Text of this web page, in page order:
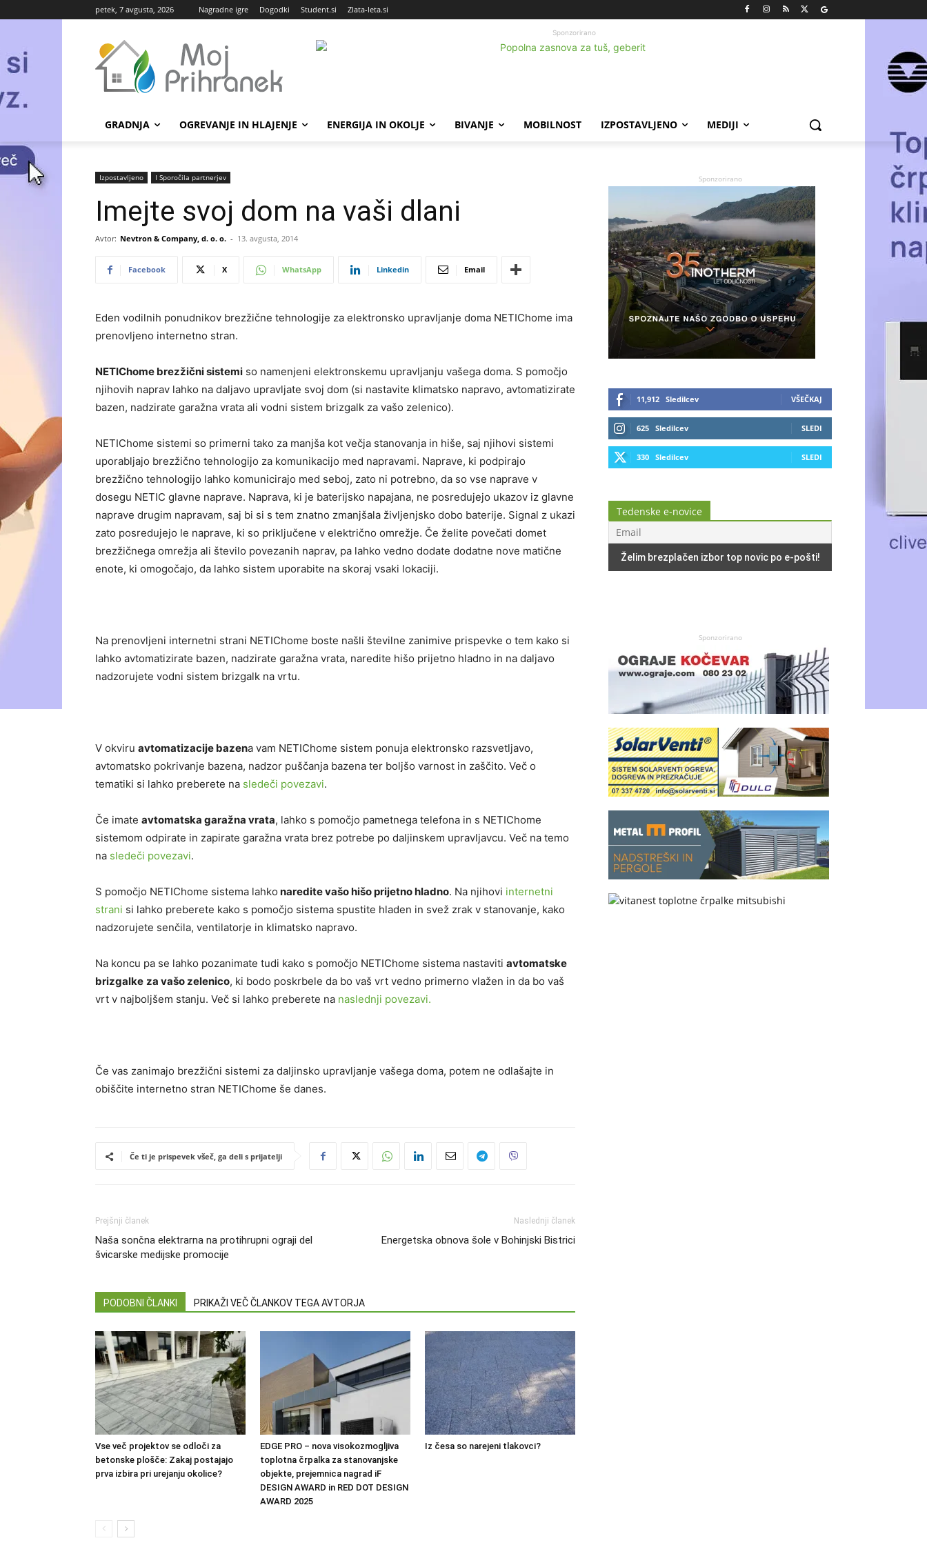
petek, 7 avgusta, 2026 Nagradne igre Dogodki Student.si Zlata-leta.si
Sponzorirano
GRADNJA OGREVANJE IN HLAJENJE ENERGIJA IN OKOLJE BIVANJE MOBILNOST IZPOSTAVLJENO MEDIJI
Izpostavljeno Ι Sporočila partnerjev
Imejte svoj dom na vaši dlani
Avtor: Nevtron & Company, d. o. o. - 13. avgusta, 2014
Facebook X WhatsApp Linkedin Email
Eden vodilnih ponudnikov brezžične tehnologije za elektronsko upravljanje doma NETIChome ima
prenovljeno internetno stran.
NETIChome brezžični sistemi so namenjeni elektronskemu upravljanju vašega doma. S pomočjo
njihovih naprav lahko na daljavo upravljate svoj dom (si nastavite klimatsko napravo, avtomatizirate
bazen, nadzirate garažna vrata ali vodni sistem brizgalk za vašo zelenico).
NETIChome sistemi so primerni tako za manjša kot večja stanovanja in hiše, saj njihovi sistemi
uporabljajo brezžično tehnologijo za komunikacijo med napravami. Naprave, ki podpirajo
brezžično tehnologijo lahko komunicirajo med seboj, zato ni potrebno, da so vse naprave v
dosegu NETIC glavne naprave. Naprava, ki je baterijsko napajana, ne posredujejo ukazov iz glavne
naprave drugim napravam, saj bi si s tem znatno zmanjšala življenjsko dobo baterije. Signal z ukazi
zato posredujejo le naprave, ki so priključene v električno omrežje. Če želite povečati domet
brezžičnega omrežja ali število povezanih naprav, pa lahko vedno dodate dodatne nove matične
enote, ki omogočajo, da lahko sistem uporabite na skoraj vsaki lokaciji.
Na prenovljeni internetni strani NETIChome boste našli številne zanimive prispevke o tem kako si
lahko avtomatizirate bazen, nadzirate garažna vrata, naredite hišo prijetno hladno in na daljavo
nadzorujete vodni sistem brizgalk na vrtu.
V okviru avtomatizacije bazena vam NETIChome sistem ponuja elektronsko razsvetljavo,
avtomatsko pokrivanje bazena, nadzor puščanja bazena ter boljšo varnost in zaščito. Več o
tematiki si lahko preberete na sledeči povezavi.
Če imate avtomatska garažna vrata, lahko s pomočjo pametnega telefona in s NETIChome
sistemom odpirate in zapirate garažna vrata brez potrebe po daljinskem upravljavcu. Več na temo
na sledeči povezavi.
S pomočjo NETIChome sistema lahko naredite vašo hišo prijetno hladno. Na njihovi internetni
strani si lahko preberete kako s pomočjo sistema spustite hladen in svež zrak v stanovanje, kako
nadzorujete senčila, ventilatorje in klimatsko napravo.
Na koncu pa se lahko pozanimate tudi kako s pomočjo NETIChome sistema nastaviti avtomatske
brizgalke za vašo zelenico, ki bodo poskrbele da bo vaš vrt vedno primerno vlažen in da bo vaš
vrt v najboljšem stanju. Več si lahko preberete na naslednji povezavi.
Če vas zanimajo brezžični sistemi za daljinsko upravljanje vašega doma, potem ne odlašajte in
obiščite internetno stran NETIChome še danes.
Če ti je prispevek všeč, ga deli s prijatelji
Prejšnji članek
Naša sončna elektrarna na protihrupni ograji del
švicarske medijske promocije
Naslednji članek
Energetska obnova šole v Bohinjski Bistrici
PODOBNI ČLANKI PRIKAŽI VEČ ČLANKOV TEGA AVTORJA
Vse več projektov se odloči za
betonske plošče: Zakaj postajajo
prva izbira pri urejanju okolice?
EDGE PRO – nova visokozmogljiva
toplotna črpalka za stanovanjske
objekte, prejemnica nagrad iF
DESIGN AWARD in RED DOT DESIGN
AWARD 2025
Iz česa so narejeni tlakovci?
Sponzorirano
11,912 Sledilcev VŠEČKAJ
625 Sledilcev SLEDI
330 Sledilcev SLEDI
Tedenske e-novice
Sponzorirano